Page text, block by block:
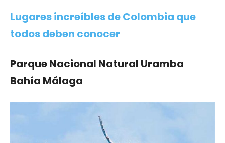
Lugares increíbles de Colombia que
todos deben conocer
Parque Nacional Natural Uramba
Bahía Málaga